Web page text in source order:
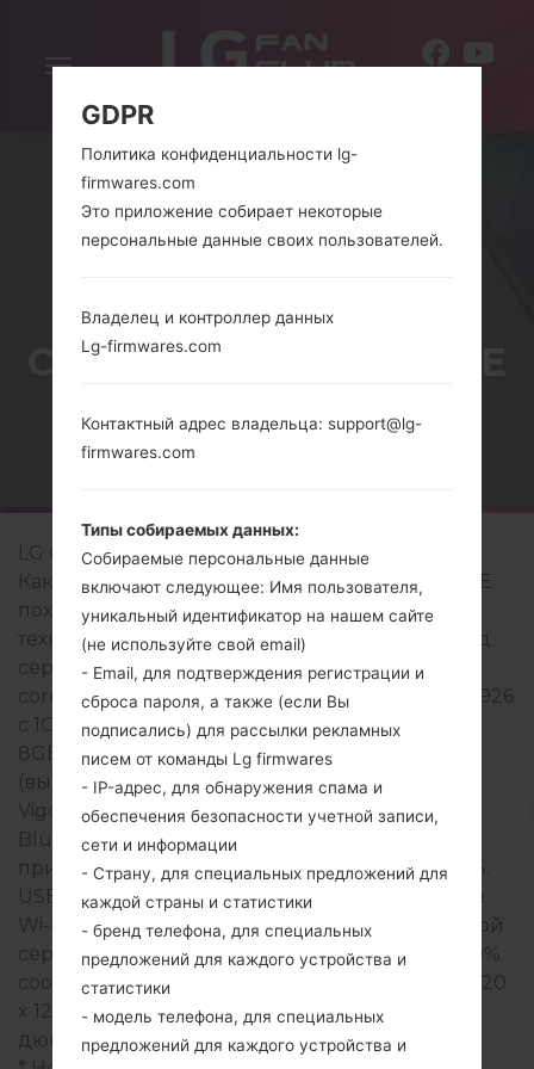
Включить
навигацию
СЕРИЯLG G3 VIGOR LTE
Главная →
LG G3 Vigor LTE
Как правило, устройства серии LG G3 Vigor LTE
похожи по внешнему виду и имеют общие
технические характеристики. Модельный ряд
серии LG G3 Vigor LTE работает на базе Quad-
core 1.2 GHz Qualcomm Snapdragon 400 MSM8926
с 1GB оперативной памяти. Внутреняя память
8GB и поддерживает microSD, до 64 GB
(выделенный слот). Устройства серии LG G3
Vigor LTE имеют 3.5mm jack и поддерживают
Bluetooth версия 4.0, A2DP, LE, aptX, также
присутствует технология GPS A-GPS, GLONASS.
USB-порт поддерживает microUSB 2.0, а также
Wi-Fi 802.11 a/b/g/n, Wi-Fi Direct, hotspot. В данной
серии используется дисплей 5.0 дюйма (~71.9%
соотношение экрана к телу) с разрешением 720
x 1280 пикселей (~294 плотность пикселей на
дюйм), тип экрана IPS LCD.
GDPR
Политика конфиденциальности lg-
firmwares.com
Это приложение собирает некоторые
персональные данные своих пользователей.
Владелец и контроллер данных
Lg-firmwares.com
Контактный адрес владельца: support@lg-
firmwares.com
Типы собираемых данных:
Собираемые персональные данные
включают следующее: Имя пользователя,
уникальный идентификатор на нашем сайте
(не используйте свой email)
- Email, для подтверждения регистрации и
сброса пароля, а также (если Вы
подписались) для рассылки рекламных
писем от команды Lg firmwares
- IP-адрес, для обнаружения спама и
обеспечения безопасности учетной записи,
сети и информации
- Страну, для специальных предложений для
каждой страны и статистики
- бренд телефона, для специальных
предложений для каждого устройства и
статистики
- модель телефона, для специальных
предложений для каждого устройства и